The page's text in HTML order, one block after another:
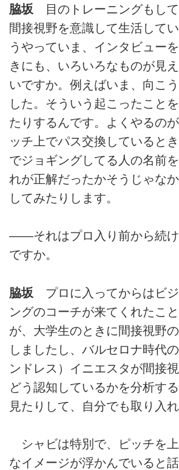
脇坂 目のトレーニングもして
間接視野を意識して生活して
うやっていま、インタビュー
きにも、いろいろなものが見
いですか。例えばいま、向こ
した。そういう起こったこと
たりするんです。よくやるの
ッチ上でパス交換していると
でジョギングしてる人の名前
れが正解だったかそうじゃな
してみたりします。
――それはプロ入り前から続
ですか。
脇坂 プロに入ってからはビ
ングのコーチが来てくれたこ
が、大学生のときに間接視野
しましたし、バルセロナ時代
ンドレス）イニエスタが間接
どう認知しているかを分析す
見たりして、自分でも取り入れ
シャビは特別で、ピッチを
なイメージが浮かんでいると